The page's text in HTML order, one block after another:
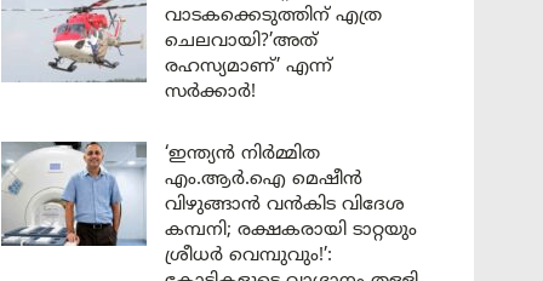
വാടകക്കെടുത്തിന് എത്ര
ചെലവായി?’അത്
രഹസ്യമാണ്’ എന്ന്
സർക്കാർ!
‘ഇന്ത്യൻ നിർമ്മിത
എം.ആർ.ഐ മെഷീൻ
വിഴുങ്ങാൻ വൻകിട വിദേശ
കമ്പനി; രക്ഷകരായി ടാറ്റയും
ശ്രീധർ വെമ്പുവും!’: